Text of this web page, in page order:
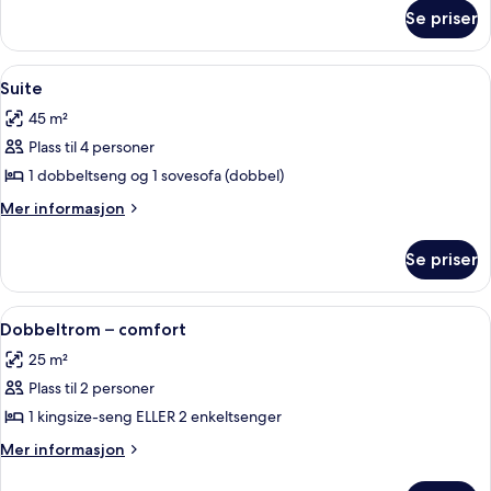
Se priser
Åpne
alle
bildene
av
Suite
Suite | Oppholdsområde | Flatskjerm-
5
Suite
45 m²
Plass til 4 personer
1 dobbeltseng og 1 sovesofa (dobbel)
Mer informasjon
Mer
Se priser
Åpne
alle
bildene
av
Dobbeltrom
–
Dobbeltrom – comfort | Sengetøy
4
Dobbeltrom – comfort
25 m²
Plass til 2 personer
1 kingsize-seng ELLER 2 enkeltsenger
Mer informasjon
Mer